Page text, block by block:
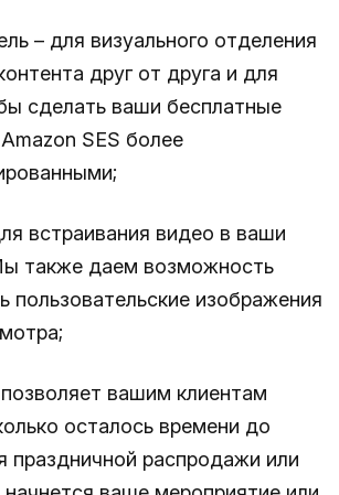
– для визуального отделения
друг от друга и для
сделать ваши бесплатные
SES более
встраивания видео в ваши
также даем возможность
пользовательские изображения
вашим клиентам
осталось времени до
праздничной распродажи или